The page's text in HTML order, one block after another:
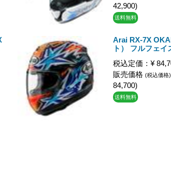
42,900)
送料無料
Arai RX-7X
ト） フルフェイ
税込定価：¥
販売価格 (税込価格)
84,700)
送料無料